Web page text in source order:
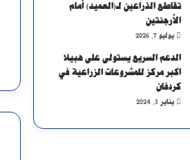
تقاطع الذراعين لـ(العميد) أمام
الأرجنتين
يوليو 7, 2026
الدعم السريع يستولى على هبيلا
اكبر مركز للمشروعات الزراعية في
كردفان
يناير 3, 2024